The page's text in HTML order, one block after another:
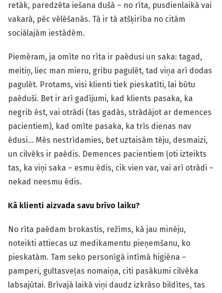
retāk, paredzēta iešana dušā – no rīta, pusdienlaikā vai
vakarā, pēc vēlēšanās. Tā ir tā atšķirība no citām
sociālajām iestādēm.
Piemēram, ja omīte no rīta ir paēdusi un saka: tagad,
meitiņ, liec man mieru, gribu pagulēt, tad viņa arī dodas
pagulēt. Protams, visi klienti tiek pieskatīti, lai būtu
paēduši. Bet ir arī gadījumi, kad klients pasaka, ka
negrib ēst, vai otrādi (tas gadās, strādājot ar demences
pacientiem), kad omīte pasaka, ka trīs dienas nav
ēdusi… Mēs nestrīdamies, bet uztaisām tēju, desmaizi,
un cilvēks ir paēdis. Demences pacientiem ļoti izteikts
tas, ka viņi saka – esmu ēdis, cik vien var, vai arī otrādi –
nekad neesmu ēdis.
Kā klienti aizvada savu brīvo laiku?
No rīta paēdam brokastis, režīms, kā jau minēju,
noteikti attiecas uz medikamentu pieņemšanu, ko
pieskatām. Tam seko personīgā intīmā higiēna –
pamperi, gultasveļas nomaiņa, citi pasākumi cilvēka
labsajūtai. Brīvajā laikā viņi daudz izkrāso bildītes, tas